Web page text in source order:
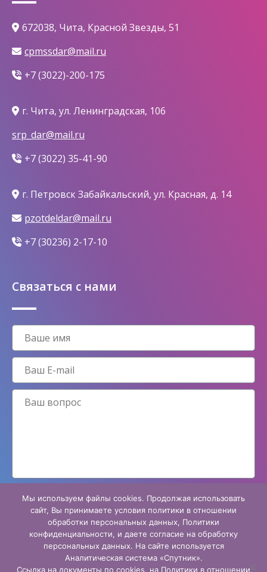
672038, Чита, Красной Звезды, 51
cpmssdar@mail.ru
+7 (3022)-200-175
г. Чита, ул. Ленинградская, 106
srp_dar@mail.ru
+7 (3022) 35-41-90
г. Петровск Забайкальский, ул. Красная, д. 14
pzotdeldar@mail.ru
+7 (30236) 2-17-10
Связаться с нами
Принимаю условияполитики конфиденциальности
Мы используем файлы cookies. Продолжая использовать
сайт, Вы принимаете условия политики в отношении
обработки персональных данных, Политики
конфиденциальности, и даете согласие на обработку
персональных данных. На сайте используется
Аналитическая система «Спутник».
Ссылка на документы по cookies, на Политики в отношении